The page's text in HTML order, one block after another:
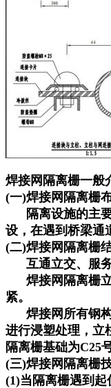
焊接网隔离栅一般
(一)焊接网隔离栅
隔离设施的主要
设，在遇到桥梁通
(二)焊接网隔离栅
互通立交、服务
焊接网隔离栅立
紧。
焊接网所有钢构
进行浸塑处理，立
隔离栅基础为C25
(三)焊接网隔离栅
(1)当隔离栅遇到起